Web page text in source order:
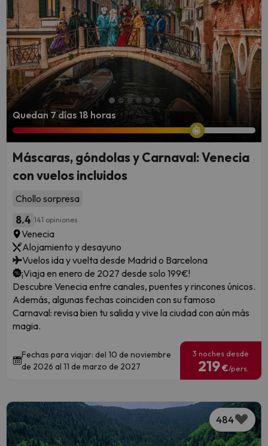
Quedan 7 días 18 horas
Máscaras, góndolas y Carnaval: Venecia
con vuelos incluidos
Chollo sorpresa
8.4 141 opiniones
Venecia
Alojamiento y desayuno
Vuelos ida y vuelta desde Madrid o Barcelona
¡Viaja en enero de 2027 desde solo 199€!
Descubre Venecia entre canales, puentes y rincones únicos.
Además, algunas fechas coinciden con su famoso
Carnaval: revisa bien tu salida y vive la ciudad con aún más
magia.
Fechas para viajar: del 10 de noviembre
de 2026 al 11 de marzo de 2027
3 noches desde
219€/pers.
484